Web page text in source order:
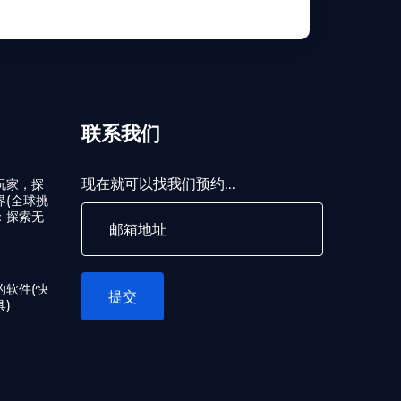
家，探
(全球挑
探索无
软件(快
)
联系我们
现在就可以找我们预约...
提交